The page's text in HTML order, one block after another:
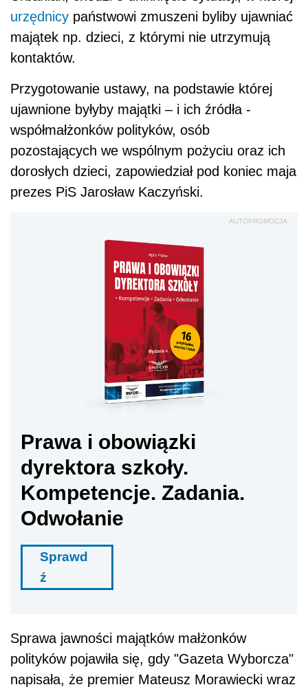
prezes PiS Jarosław Kaczyński.
AUTOPROMOCJA
Prawa i obowiązki
dyrektora szkoły.
Kompetencje. Zadania.
Odwołanie
Sprawa jawności majątków małżonków
polityków pojawiła się, gdy "Gazeta Wyborcza"
napisała, że premier Mateusz Morawiecki wraz
z żoną w 2002 r. kupili 15 ha gruntów za 700
nieruchomość
prawie 4 mln zł, a obecnie ok. 70 mln zł.
obecnie odpowiadać wartości działki. Według
przedstawionej w sprostowaniu wyceny obecna